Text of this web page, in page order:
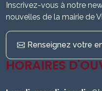
Inscrivez-vous à notre
nouvelles de la mairie de
Renseignez votre
HORAIRES